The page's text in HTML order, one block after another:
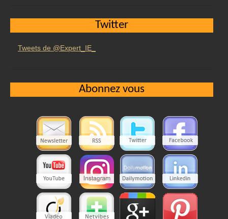
Twitter
Tweets de @Expert_IE_
Abonnez vous